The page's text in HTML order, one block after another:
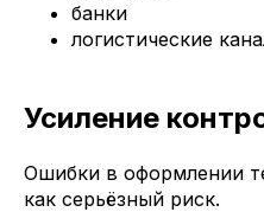
банки
логистические
Усиление
Ошибки в оформлении
как серьёзный риск.